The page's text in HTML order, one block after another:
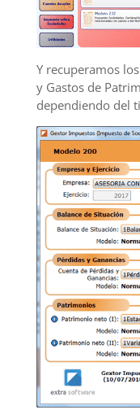
Y recuperamos
y Gastos de
dependiendo del